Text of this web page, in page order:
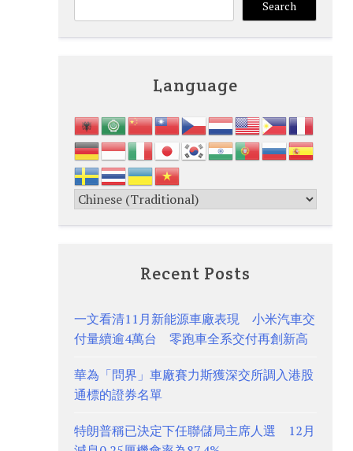
Search
Language
Recent Posts
一文看清11月新能源車廠表現 小米汽車交
付量續逾4萬台 零跑車全系交付再創新高
華為「問界」車廠賽力斯獲深交所調入港股
通標的證券名單
特朗普稱已決定下任聯儲局主席人選 12月